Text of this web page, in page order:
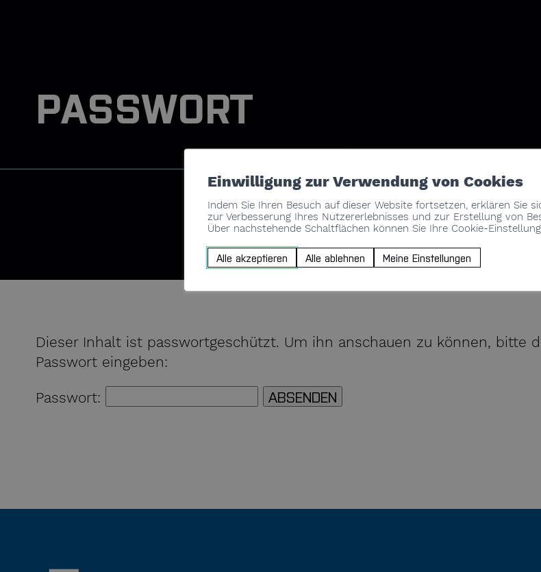
PASSWORT
Dieser Inhalt ist passwortgeschützt. Um ihn anschauen zu können, bitte
Passwort eingeben:
Passwort: ABSENDEN
Einwilligung zur Verwendung von Cookies
Indem Sie Ihren Besuch auf dieser Website fortsetzen, erklären Sie
zur Verbesserung Ihres Nutzererlebnisses und zur Erstellung von
Über nachstehende Schaltflächen können Sie Ihre Cookie-
Alle akzeptieren Alle ablehnen Meine Einstellungen